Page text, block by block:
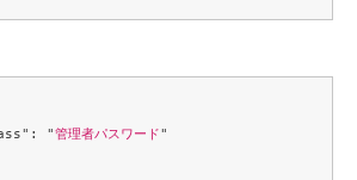
"
管理者パスワード"